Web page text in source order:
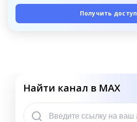
Получить доступ
Найти канал в MAX